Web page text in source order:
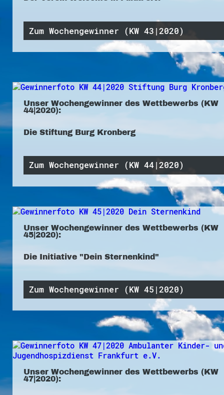
Zum Wochengewinner (KW 43|2020)
Unser Wochengewinner des Wettbewerbs (KW
44|2020):
Die Stiftung Burg Kronberg
Zum Wochengewinner (KW 44|2020)
Unser Wochengewinner des Wettbewerbs (KW
45|2020):
Die Initiative "Dein Sternenkind"
Zum Wochengewinner (KW 45|2020)
Unser Wochengewinner des Wettbewerbs (KW
47|2020):